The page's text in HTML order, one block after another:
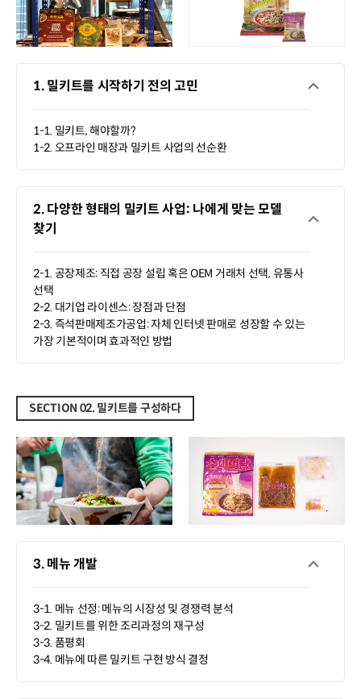
1. 밀키트를 시작하기 전의 고민
1-1. 밀키트, 해야할까?
1-2. 오프라인 매장과 밀키트 사업의 선순환
2. 다양한 형태의 밀키트 사업: 나에게 맞는 모델
찾기
2-1. 공장제조: 직접 공장 설립 혹은 OEM 거래처 선택, 유통사
선택
2-2. 대기업 라이센스: 장점과 단점
2-3. 즉석판매제조가공업: 자체 인터넷 판매로 성장할 수 있는
가장 기본적이며 효과적인 방법
SECTION 02. 밀키트를 구성하다
3. 메뉴 개발
3-1. 메뉴 선정: 메뉴의 시장성 및 경쟁력 분석
3-2. 밀키트를 위한 조리과정의 재구성
3-3. 품평회
3-4. 메뉴에 따른 밀키트 구현 방식 결정